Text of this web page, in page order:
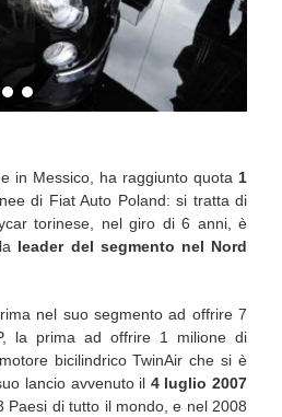
in Messico, ha raggiunto quota 1
di Fiat Auto Poland: si tratta di
torinese, nel giro di 6 anni, è
leader del segmento nel Nord
nel suo segmento ad offrire 7
la prima ad offrire 1 milione di
bicilindrico TwinAir che si è
lancio avvenuto il 4 luglio 2007
Paesi di tutto il mondo, e nel 2008